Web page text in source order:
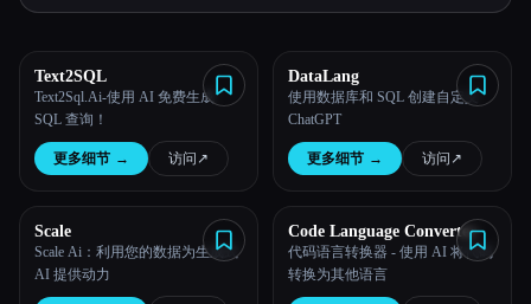
博客
比较工具
关于
Text2SQL
Text2Sql.Ai-使用 AI 免费生成
SQL 查询！
更多细节 → 访问 ↗︎
DataLang
使用数据库和 SQL 创建自定义
ChatGPT
更多细节 → 访问 ↗︎
Scale
Scale Ai：利用您的数据为生成式
AI 提供动力
Code Language Converter
代码语言转换器 - 使用 AI 将代码
转换为其他语言